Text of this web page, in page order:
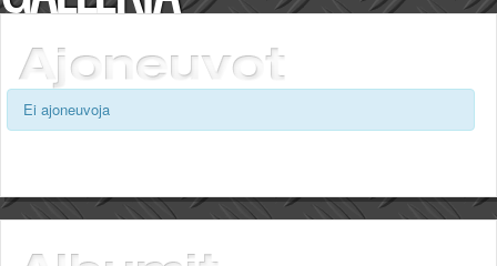
Säännöt ja ohjeet
Uudet ajoneuvot
Uudet kuvat
Uudet kommentit
Ohjeet
Ajoneuvot
Osat
Ei ajoneuvoja